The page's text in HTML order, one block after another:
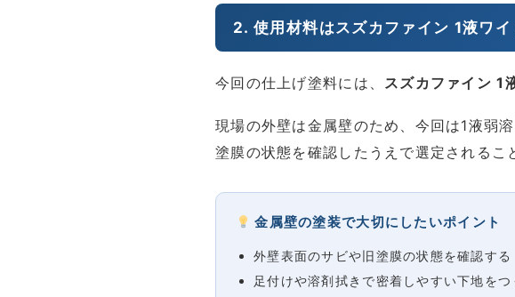
2. 使用材料はスズカファイン 1液ワ
今回の仕上げ塗料には、 スズカファイン 1
現場の外壁は金属壁のため、今回は1液弱
塗膜の状態を確認したうえで選定されるこ
金属壁の塗装で大切にしたいポイント
外壁表面のサビや旧塗膜の状態を確認する
足付けや溶剤拭きで密着しやすい下地をつ